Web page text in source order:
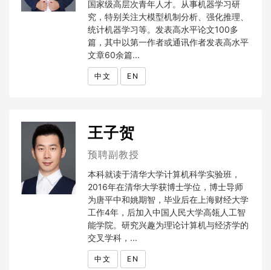
国家级高层次青年人才。从事机器学习研
究，特别关注大模型机制分析、强化推理、
统计机器学习等。发表高水平论文100多
篇，其中以第一作者或通讯作者发表高水平
文章60余篇...
中文 EN
王子贺
预聘副教授
本科就读于清华大学计算机科学实验班，
2016年在清华大学获博士学位，博士导师
为唐平中和姚期智，毕业后在上海财经大学
工作4年，后加入中国人民大学高瓴人工智
能学院。研究兴趣为理论计算机与经济学的
交叉学科，...
中文 EN